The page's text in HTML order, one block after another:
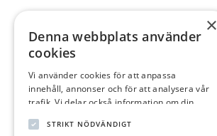
×
Denna webbplats använder
cookies
Vi använder cookies för att anpassa
innehåll, annonser och för att analysera vår
trafik. Vi delar också information om din
reklam- och analyspartners som kan
STRIKT NÖDVÄNDIGT